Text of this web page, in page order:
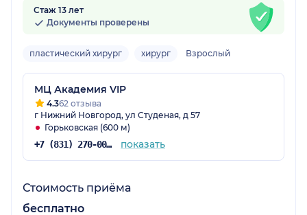
Стаж 13 лет
Документы проверены
пластический хирург хирург Взрослый
МЦ Академия VIP
4.362 отзыва
г Нижний Новгород, ул Студеная, д 57
Горьковская (600 м)
+7 (831) 270-00-00 показать
Стоимость приёма
бесплатно